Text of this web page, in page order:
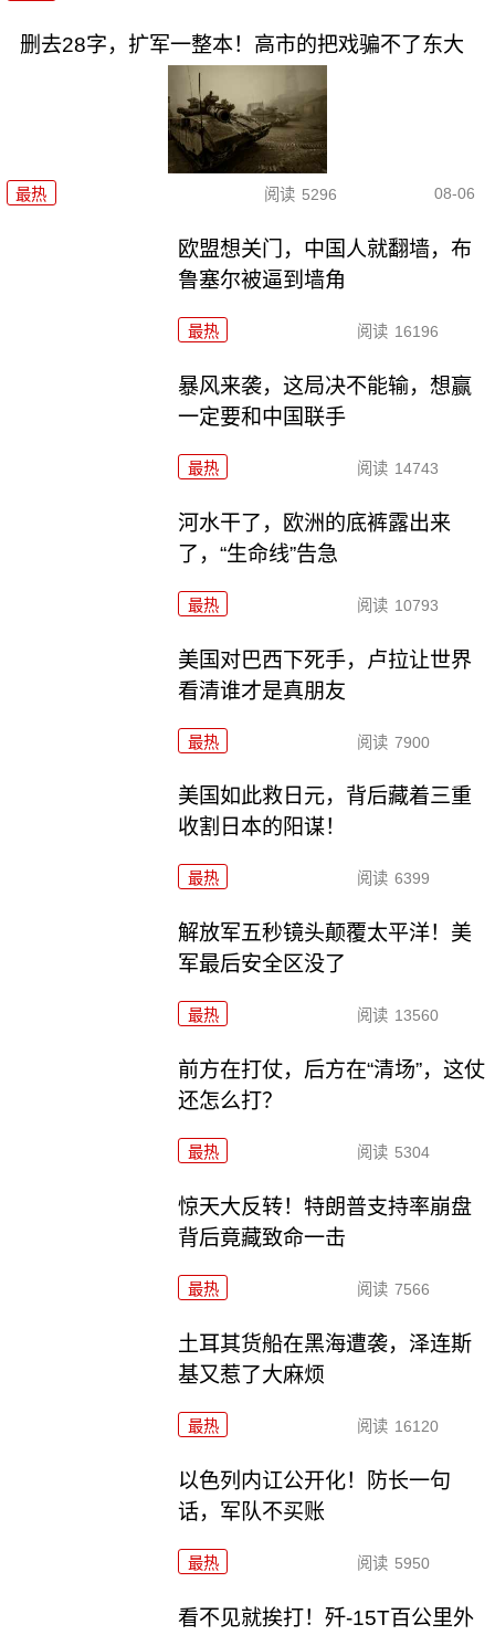
删去28字，扩军一整本！高市的把戏骗不了东大
最热 阅读 5296 08-06
欧盟想关门，中国人就翻墙，布
鲁塞尔被逼到墙角
最热 阅读 16196
暴风来袭，这局决不能输，想赢
一定要和中国联手
最热 阅读 14743
河水干了，欧洲的底裤露出来
了，“生命线”告急
最热 阅读 10793
美国对巴西下死手，卢拉让世界
看清谁才是真朋友
最热 阅读 7900
美国如此救日元，背后藏着三重
收割日本的阳谋！
最热 阅读 6399
解放军五秒镜头颠覆太平洋！美
军最后安全区没了
最热 阅读 13560
前方在打仗，后方在“清场”，这仗
还怎么打？
最热 阅读 5304
惊天大反转！特朗普支持率崩盘
背后竟藏致命一击
最热 阅读 7566
土耳其货船在黑海遭袭，泽连斯
基又惹了大麻烦
最热 阅读 16120
以色列内讧公开化！防长一句
话，军队不买账
最热 阅读 5950
看不见就挨打！歼-15T百公里外